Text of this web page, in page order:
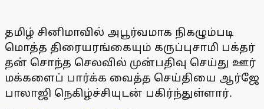
தமிழ் சினிமாவில் அபூர்வமாக நிகழும்படி
மொத்த திரையரங்கையும் கருப்புசாமி பக்தர்
தன் சொந்த செலவில் முன்பதிவு செய்து ஊர்
மக்களைப் பார்க்க வைத்த செய்தியை ஆர்ஜே
பாலாஜி நெகிழ்ச்சியுடன் பகிர்ந்துள்ளார்.